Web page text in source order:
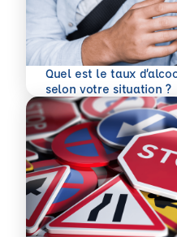
Quel est le taux
selon votre situation ?
En savoir plus